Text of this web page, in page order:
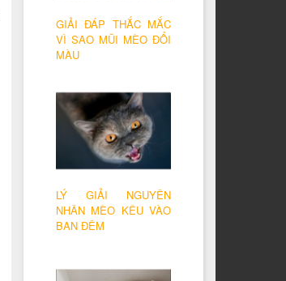
GIẢI ĐÁP THẮC MẮC
VÌ SAO MŨI MÈO ĐỔI
MÀU
LÝ GIẢI NGUYÊN
NHÂN MÈO KÊU VÀO
BAN ĐÊM